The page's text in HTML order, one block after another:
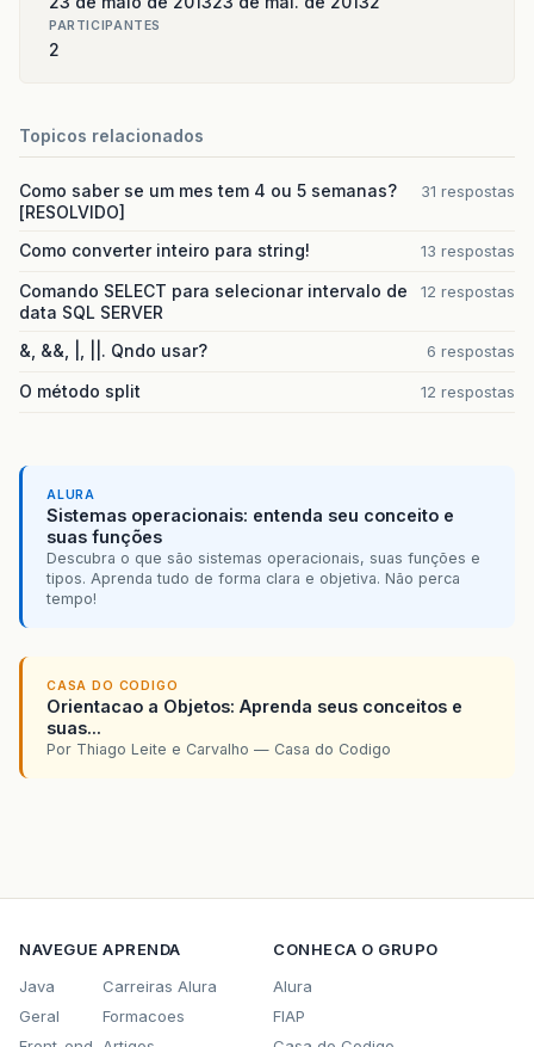
PARTICIPANTES
2
Topicos relacionados
Como saber se um mes tem 4 ou 5 semanas?
[RESOLVIDO]
31 respostas
Como converter inteiro para string! 13 respostas
Comando SELECT para selecionar intervalo de
data SQL SERVER
12 respostas
&, &&, |, ||. Qndo usar? 6 respostas
O método split 12 respostas
ALURA
Sistemas operacionais: entenda seu conceito e
suas funções
Descubra o que são sistemas operacionais, suas funções e
tipos. Aprenda tudo de forma clara e objetiva. Não perca
tempo!
CASA DO CODIGO
Orientacao a Objetos: Aprenda seus conceitos e
suas...
Por Thiago Leite e Carvalho — Casa do Codigo
NAVEGUE
Java
Geral
APRENDA
Carreiras Alura
Formacoes
CONHECA O GRUPO
Alura
FIAP